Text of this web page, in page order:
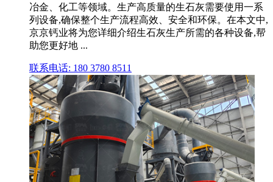
冶金、化工等领域。生产高质量的生石灰需要使用一系
列设备,确保整个生产流程高效、安全和环保。在本文中,
京京钙业将为您详细介绍生石灰生产所需的各种设备,帮
助您更好地 ...
联系电话: 180 3780 8511